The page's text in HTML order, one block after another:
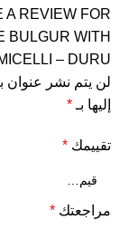
A REVIEW FOR
BULGUR WITH
– DURU."
لن يتم نشر عنوان
إليها بـ *
تقييمك *
مراجعتك *